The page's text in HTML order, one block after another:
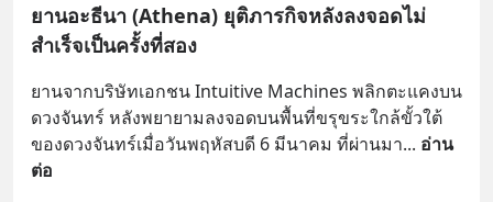
ยานอะธีนา (Athena) ยุติภารกิจหลังลงจอดไม่
สำเร็จเป็นครั้งที่สอง
ยานจากบริษัทเอกชน Intuitive Machines พลิกตะแคงบน
ดวงจันทร์ หลังพยายามลงจอดบนพื้นที่ขรุขระใกล้ขั้วใต้
ของดวงจันทร์เมื่อวันพฤหัสบดี 6 มีนาคม ที่ผ่านมา... อ่าน
ต่อ